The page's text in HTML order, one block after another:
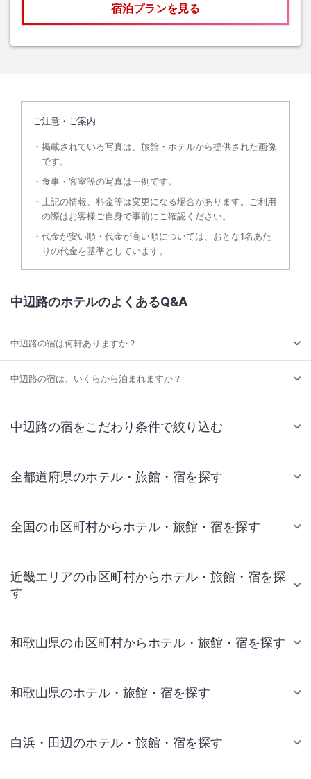
宿泊プランを見る
ご注意・ご案内
掲載されている写真は、旅館・ホテルから提供された画像
です。
食事・客室等の写真は一例です。
上記の情報、料金等は変更になる場合があります。ご利用
の際はお客様ご自身で事前にご確認ください。
代金が安い順・代金が高い順については、おとな1名あた
りの代金を基準としています。
中辺路のホテルのよくあるQ&A
中辺路の宿は何軒ありますか？
中辺路の宿は、いくらから泊まれますか？
中辺路の宿をこだわり条件で絞り込む
全都道府県のホテル・旅館・宿を探す
全国の市区町村からホテル・旅館・宿を探す
近畿エリアの市区町村からホテル・旅館・宿を探
す
和歌山県の市区町村からホテル・旅館・宿を探す
和歌山県のホテル・旅館・宿を探す
白浜・田辺のホテル・旅館・宿を探す